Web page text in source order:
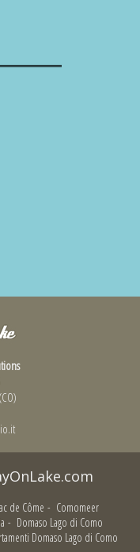
de Côme - Comomeer
- Domaso Lago di Como
Domaso Lago di Como